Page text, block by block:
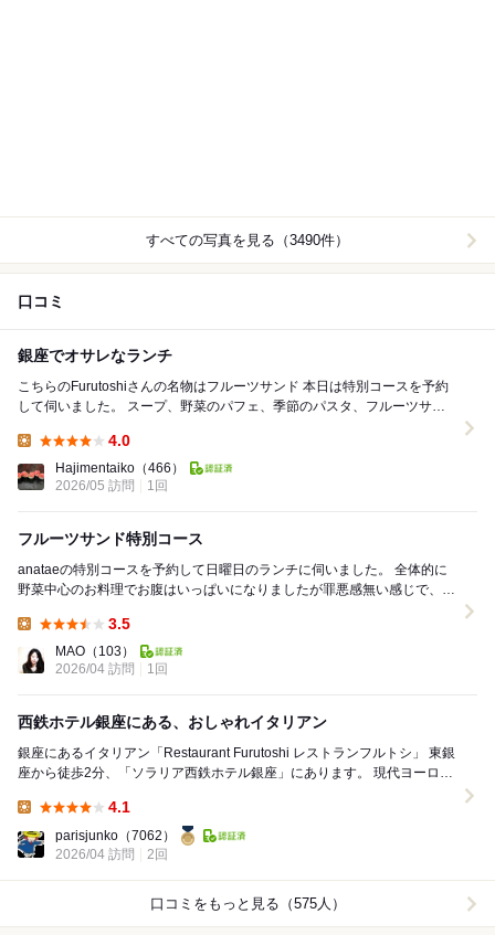
すべての写真を見る（3490件）
口コミ
銀座でオサレなランチ
こちらのFurutoshiさんの名物はフルーツサンド 本日は特別コースを予約
して伺いました。 スープ、野菜のパフェ、季節のパスタ、フルーツサン
4.0
Hajimentaiko （466）
2026/05 訪問
1回
フルーツサンド特別コース
anataeの特別コースを予約して日曜日のランチに伺いました。 全体的に
野菜中心のお料理でお腹はいっぱいになりましたが罪悪感無い感じで、女
3.5
MAO （103）
2026/04 訪問
1回
西鉄ホテル銀座にある、おしゃれイタリアン
銀座にあるイタリアン「Restaurant Furutoshi レストランフルトシ」 東銀
座から徒歩2分、「ソラリア西鉄ホテル銀座」にあります。 現代ヨーロッ
4.1
parisjunko （7062）
2026/04 訪問
2回
口コミをもっと見る（575人）